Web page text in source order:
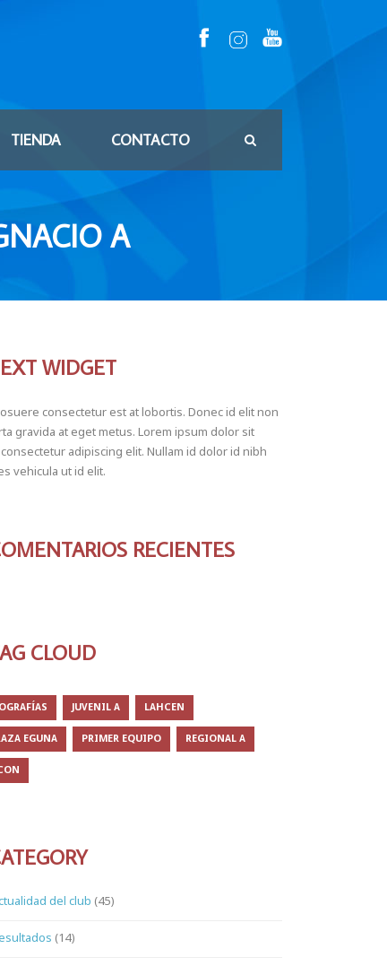
TIENDA CONTACTO
A
WIDGET
consectetur est at lobortis. Donec id elit non
gravida at eget metus. Lorem ipsum dolor sit
adipiscing elit. Nullam id dolor id nibh
vehicula ut id elit.
RECIENTES
CLOUD
JUVENIL A LAHCEN
EGUNA PRIMER EQUIPO REGIONAL A
del club (45)
(14)